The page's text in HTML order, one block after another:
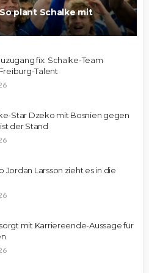
plant Schalke mit
fix: Schalke-Team
Talent
Star Dzeko mit Bosnien gegen
der Stand
Jordan Larsson zieht es in die
mit Karriereende-Aussage für